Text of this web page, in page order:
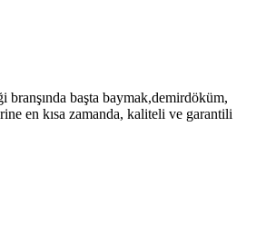
başta baymak,demirdöküm,
en kısa zamanda, kaliteli ve garantili